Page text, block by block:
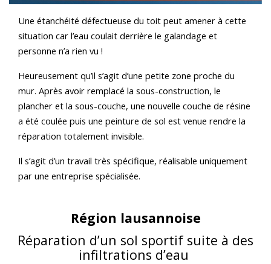
Une étanchéité défectueuse du toit peut amener à cette
situation car l’eau coulait derrière le galandage et
personne n’a rien vu !
Heureusement qu’il s’agit d’une petite zone proche du
mur. Après avoir remplacé la sous-construction, le
plancher et la sous-couche, une nouvelle couche de résine
a été coulée puis une peinture de sol est venue rendre la
réparation totalement invisible.
Il s’agit d’un travail très spécifique, réalisable uniquement
par une entreprise spécialisée.
Région lausannoise
Réparation d’un sol sportif suite à des
infiltrations d’eau